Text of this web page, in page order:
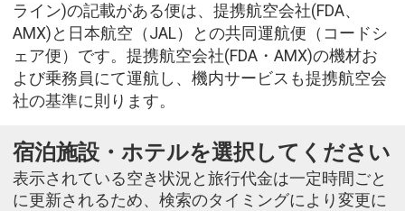
ライン)の記載がある便は、提携航空会社(FDA、
AMX)と日本航空（JAL）との共同運航便（コードシ
ェア便）です。提携航空会社(FDA・AMX)の機材お
よび乗務員にて運航し、機内サービスも提携航空会
社の基準に則ります。
宿泊施設・ホテルを選択してください
表示されている空き状況と旅行代金は一定時間ごと
に更新されるため、検索のタイミングにより変更に